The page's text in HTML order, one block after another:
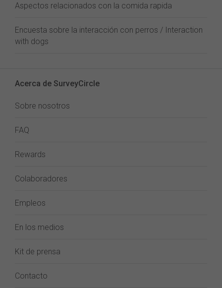
Aspectos relacionados con la comida rapida
Encuesta sobre la interacción con perros / Interaction
with dogs
Acerca de SurveyCircle
Sobre nosotros
FAQ
Rewards
Colaboradores
Empleos
En los medios
Kit de prensa
Contacto